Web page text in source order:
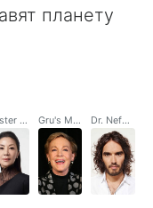
планету
Master Chow (voice) Gru's Mom (voice) Dr. Nefario (voice)